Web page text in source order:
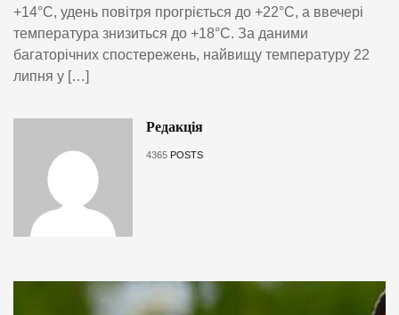
+14°C, удень повітря прогріється до +22°C, а ввечері
температура знизиться до +18°C. За даними
багаторічних спостережень, найвищу температуру 22
липня у […]
Редакція
4365 POSTS